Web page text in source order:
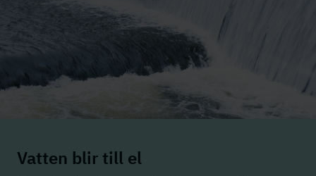
Vatten blir till el